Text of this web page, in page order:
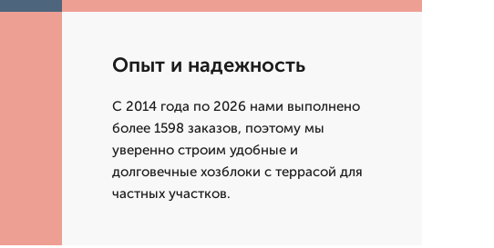
Опыт и надежность
С 2014 года по 2026 нами выполнено
более 1598 заказов, поэтому мы
уверенно строим удобные и
долговечные хозблоки с террасой для
частных участков.